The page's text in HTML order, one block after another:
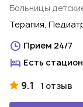
Больницы
Терапия,
Прием 24/7
Есть
9.1 1 отзыв